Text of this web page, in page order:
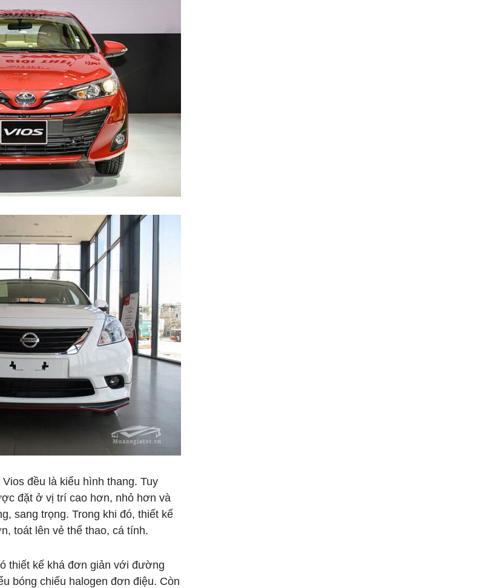
đều là kiểu hình thang. Tuy
đặt ở vị trí cao hơn, nhỏ hơn và
sang trọng. Trong khi đó, thiết kế
toát lên vẻ thể thao, cá tính.
thiết kế khá đơn giản với đường
bóng chiếu halogen đơn điệu. Còn